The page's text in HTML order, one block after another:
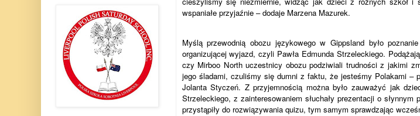
wspaniałe przyjaźnie – dodaje Marzena Mazurek.
Myślą przewodnią obozu językowego w Gippsland było
organizującej wyjazd, czyli Pawła Edmunda Strzeleckiego.
czy Mirboo North uczestnicy obozu podziwiali trudności z jakimi
jego śladami, czuliśmy się dumni z faktu, że jesteśmy Polakami –
Jolanta Styczeń. Z przyjemnością można było zauważyć jak
Strzeleckiego, z zainteresowaniem słuchały prezentacji o
przystąpiły do rozwiązywania quizu, tym samym sprawdzając